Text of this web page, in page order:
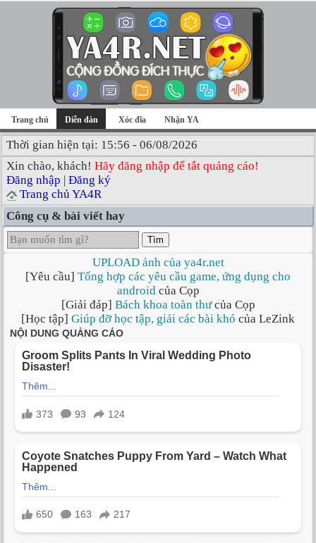
Trang chủ Diễn đàn Xóc đĩa Nhận YA
Thời gian hiện tại: 15:56 - 06/08/2026
Xin chào, khách! Hãy đăng nhập để tắt quảng cáo!
Đăng nhập | Đăng ký
Trang chủ YA4R
Công cụ & bài viết hay
Tìm
UPLOAD ảnh của ya4r.net
[Yêu cầu] Tổng hợp các yêu cầu game, ứng dụng cho
androidcủa Cọp
[Giải đáp] Bách khoa toàn thưcủa Cọp
[Học tập] Giúp đỡ học tập, giải các bài khó của LeZink